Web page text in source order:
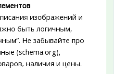
изображений и
быть логичным,
Не забывайте про
(schema.org),
наличия и цены.